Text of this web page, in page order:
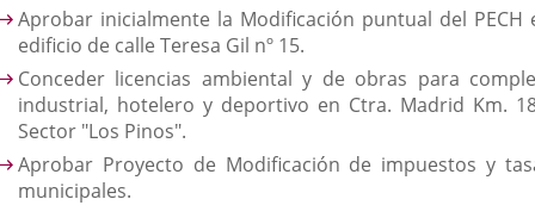
Aprobar inicialmente la Modificación puntual del PECH
edificio de calle Teresa Gil nº 15.
Conceder licencias ambiental y de obras para
industrial, hotelero y deportivo en Ctra. Madrid Km.
Sector "Los Pinos".
Aprobar Proyecto de Modificación de impuestos y
municipales.